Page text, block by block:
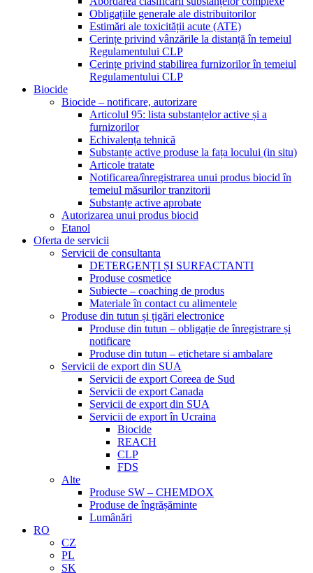
Obligațiile generale ale distribuitorilor
Estimări ale toxicității acute (ATE)
Cerințe privind vânzările la distanță în temeiul
Regulamentului CLP
Cerințe privind stabilirea furnizorilor în temeiul
Regulamentului CLP
Biocide
Biocide – notificare, autorizare
Articolul 95: lista substanțelor active și a
furnizorilor
Echivalența tehnică
Substanțe active produse la fața locului (in situ)
Articole tratate
Notificarea/înregistrarea unui produs biocid în
temeiul măsurilor tranzitorii
Substanțe active aprobate
Autorizarea unui produs biocid
Etanol
Oferta de servicii
Servicii de consultanta
DETERGENȚI ȘI SURFACTANTI
Produse cosmetice
Subiecte – coaching de produs
Materiale în contact cu alimentele
Produse din tutun și țigări electronice
Produse din tutun – obligație de înregistrare și
notificare
Produse din tutun – etichetare si ambalare
Servicii de export din SUA
Servicii de export Coreea de Sud
Servicii de export Canada
Servicii de export din SUA
Servicii de export în Ucraina
Biocide
REACH
CLP
FDS
Alte
Produse SW – CHEMDOX
Produse de îngrășăminte
Lumânări
RO
CZ
PL
SK